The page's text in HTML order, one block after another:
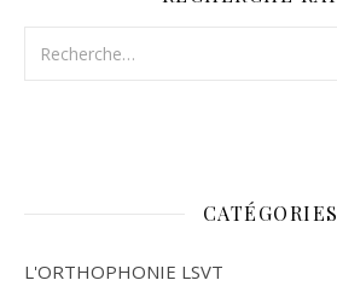
CATÉGORIES
L'ORTHOPHONIE LSVT